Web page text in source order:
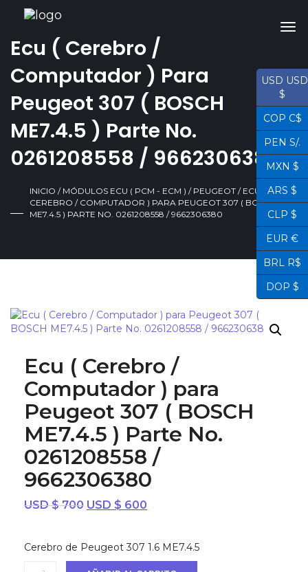
Ecu ( Cerebro /
Computador ) Para
Peugeot 307 ( BOSCH
ME7.4.5 ) Parte No.
0261208558 / 9662306380
INICIO / MÓDULOS ECU ( PCM - ECM ) / PEUGEOT / ECU (
CEREBRO / COMPUTADOR ) PARA PEUGEOT 307 ( BOSCH
ME7.4.5 ) PARTE NO. 0261208558 / 9662306380
¡OFERTA!
Ecu ( Cerebro /
Computador ) para
Peugeot 307 ( BOSCH
ME7.4.5 ) Parte No.
0261208558 /
9662306380
USD $700 El
era:
USD
USD $ 600
es:
USD
Cerebro de Peugeot 307 1.6 ME7.4.5
USD USD
$
COP C$
PEN S/.
MXN $
ARS $
CLP $
EUR €
BRL R$
DOP $